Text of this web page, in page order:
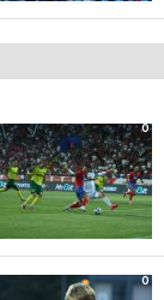
0
0